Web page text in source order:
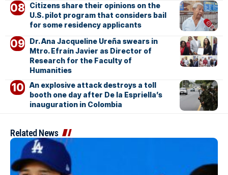
Citizens share their opinions on the
U.S. pilot program that considers bail
for some residency applicants
Dr. Ana Jacqueline Ureña swears in
Mtro. Efraín Javier as Director of
Research for the Faculty of
Humanities
An explosive attack destroys a toll
booth one day after De la Espriella’s
inauguration in Colombia
Related News